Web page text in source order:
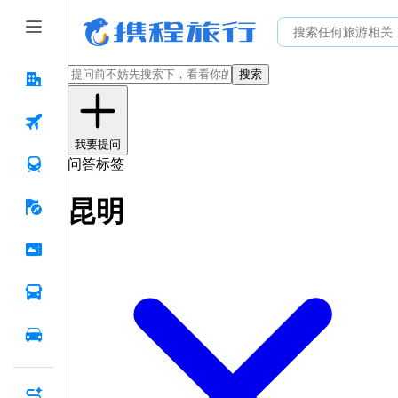
搜索
我要提问
问答标签
昆明